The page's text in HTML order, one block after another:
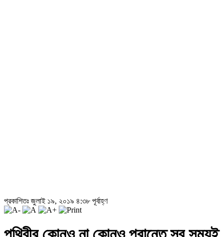
প্রকাশিতঃ জুলাই ১৯, ২০১৯ ৪:৩৮ পূর্বাহ্ণ